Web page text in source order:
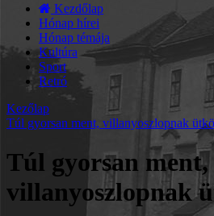
Kezdőlap
Hónap hírei
Hónap témája
Kultúra
Sport
Retró
Kezőlap
Túl gyorsan ment, villanyoszlopnak
Túl gyorsan ment,
villanyoszlopnak